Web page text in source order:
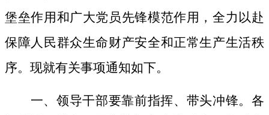
堡垒作用和广大党员先锋模范作用，全力以赴
保障人民群众生命财产安全和正常生产生活秩
序。 现就有关事项通知如下。
一、领导干部要靠前指挥、带头冲锋。 各